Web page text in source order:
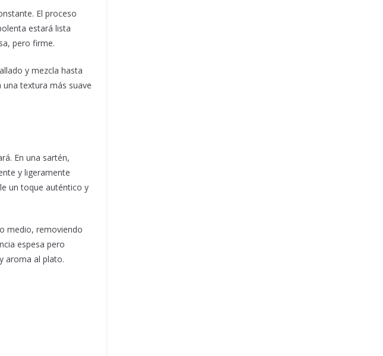
El proceso
estará lista
pero firme.
y mezcla hasta
textura más suave
En una sartén,
y ligeramente
un toque auténtico y
medio, removiendo
espesa pero
aroma al plato.